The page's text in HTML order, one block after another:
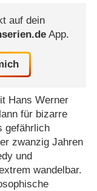
auf dein
App.
Hans Werner
für bizarre
gefährlich
zwanzig Jahren
und
wandelbar.